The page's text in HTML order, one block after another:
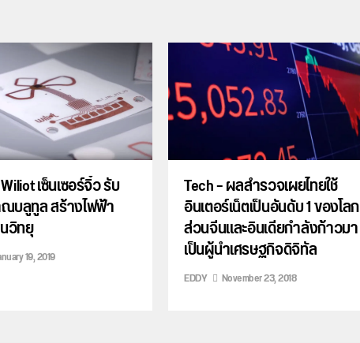
เซ็นเซอร์จิ๋ว รับ
ลูทูล สร้างไฟฟ้า
วิทยุ
19, 2019
Tech – ผลสำรวจเผยไทยใช้
อินเตอร์เน็ตเป็นอันดับ 1 ของโลก
ส่วนจีนและอินเดียกำลังก้าวมา
เป็นผู้นำเศรษฐกิจดิจิทัล
EDDY November 23, 2018